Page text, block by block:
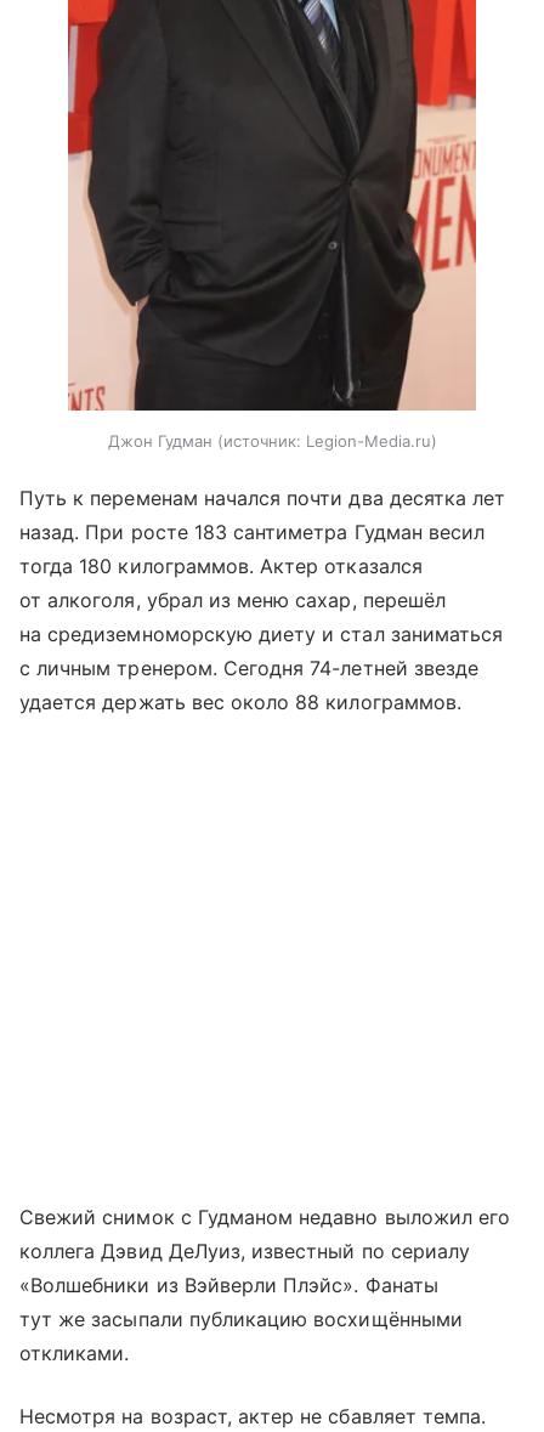
Джон Гудман источник: Legion-Media.ru
Путь к переменам начался почти два десятка лет
назад. При росте 183 сантиметра Гудман весил
тогда 180 килограммов. Актер отказался
от алкоголя, убрал из меню сахар, перешёл
на средиземноморскую диету и стал заниматься
с личным тренером. Сегодня 74-летней звезде
удается держать вес около 88 килограммов.
Свежий снимок с Гудманом недавно выложил его
коллега Дэвид ДеЛуиз, известный по сериалу
«Волшебники из Вэйверли Плэйс». Фанаты
тут же засыпали публикацию восхищёнными
откликами.
Несмотря на возраст, актер не сбавляет темпа.